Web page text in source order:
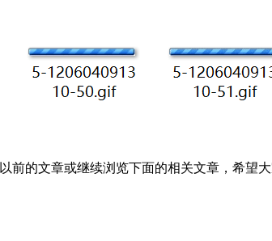
以前的文章或继续浏览下面的相关文章，希望